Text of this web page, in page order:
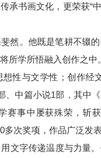
承书画文化，更荣获“
然。他既是笔耕不辍
所学所悟融入创作之
性与文学性；创作经
中篇小说1部，其中
赛事中屡获殊荣，斩
多次奖项，作品广泛
文字传递温度与力量